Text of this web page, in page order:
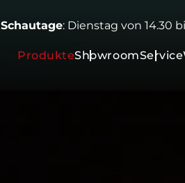
Schautage: Dienstag von 14.30
ProdukteShowroomService